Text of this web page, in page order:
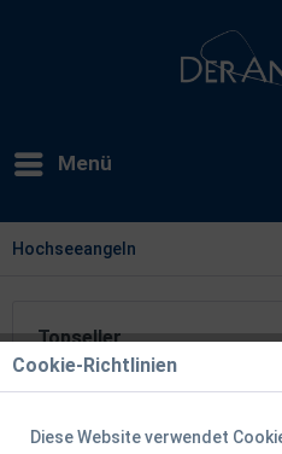
Menü
Hochseeangeln
Topseller
Cookie-Richtlinien
Diese Website verwendet